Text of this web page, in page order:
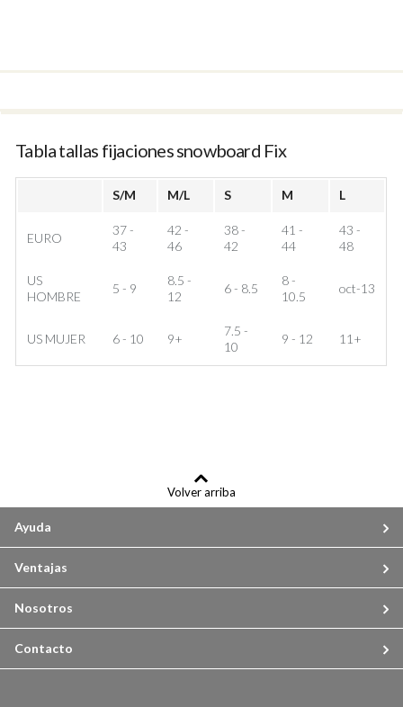
Tabla tallas fijaciones snowboard Fix
S/M M/L S M L
EURO
37 -
43
42 -
46
38 -
42
41 -
44
43 -
48
US
HOMBRE
5 - 9
8.5 -
12
6 - 8.5
8 -
10.5
oct-13
US MUJER 6 - 10 9+
7.5 -
10
9 - 12 11+
Volver arriba
Ayuda
Ventajas
Nosotros
Contacto